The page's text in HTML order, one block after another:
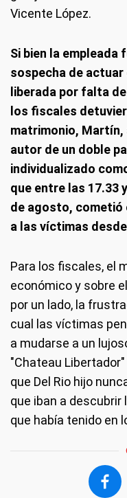
Vicente López.
Si bien la empleada
sospecha de
liberada por falta
los fiscales
matrimonio, Martín,
autor de un doble
individualizado
que entre las 17.33
de agosto, cometió
a las víctimas
Para los fiscales, el
económico y sobre
por un lado, la
cual las víctimas
a mudarse a un
"Chateau
que Del Rio hijo
que iban a
que había tenido en